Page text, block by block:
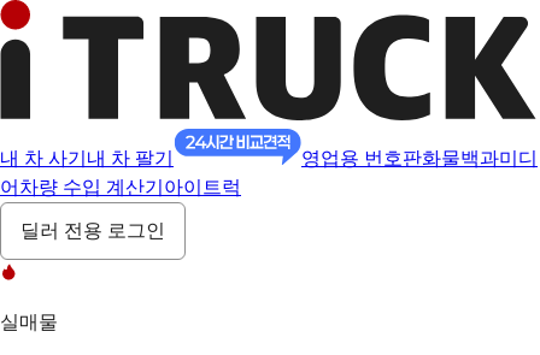
내 차 사기 내 차 팔기 영업용 번호판화물백과미디
어 차량 수입 계산기 아이트럭
딜러 전용 로그인
실매물